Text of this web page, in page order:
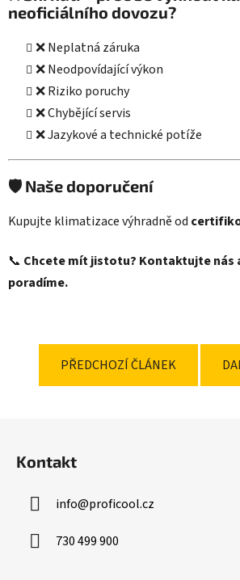
neoficiálního dovozu?
❌ Neplatná záruka
❌ Neodpovídající výkon
❌ Riziko poruchy
❌ Chybějící servis
❌ Jazykové a technické potíže
🛡️ Naše doporučení
Kupujte klimatizace výhradně od
📞 Chcete mít jistotu? Kontaktujte nás
poradíme.
PŘEDCHOZÍ ČLÁNEK
Kontakt
info@proficool.cz
730 499 900